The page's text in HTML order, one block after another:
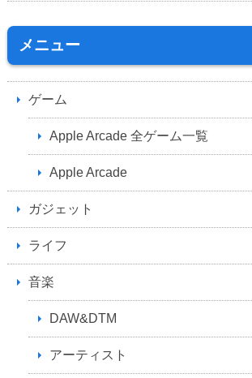
メニュー
ゲーム
Apple Arcade 全ゲーム一覧
Apple Arcade
ガジェット
ライフ
音楽
DAW&DTM
アーティスト